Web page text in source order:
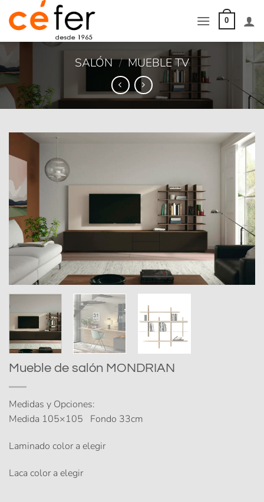
0
SALÓN / MUEBLE TV
Mueble de salón MONDRIAN
Medidas y Opciones:
Medida 105×105 Fondo 33cm
Laminado color a elegir
Laca color a elegir